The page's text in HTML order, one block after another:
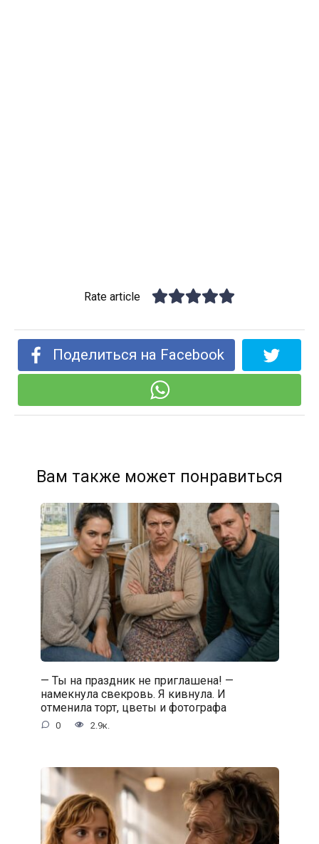
Rate article
Поделиться на Facebook
Вам также может понравиться
— Ты на праздник не приглашена! —
намекнула свекровь. Я кивнула. И
отменила торт, цветы и фотографа
0 2.9к.